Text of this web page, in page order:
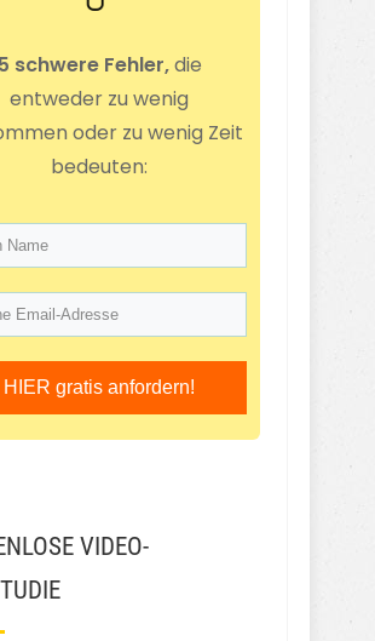
5 schwere Fehler,die
entweder zu wenig
oder zu wenig Zeit
bedeuten:
HIER gratis anfordern!
VIDEO-